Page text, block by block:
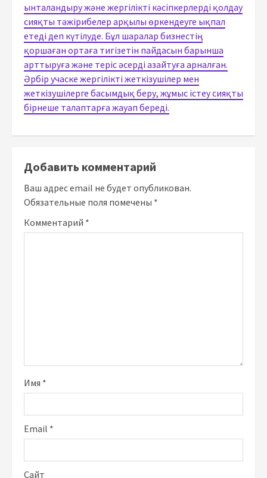
ынталандыру және жергілікті кәсіпкерлерді қолдау
сияқты тәжірибелер арқылы өркендеуге ықпал
етеді деп күтілуде. Бұл шаралар бизнестің
қоршаған ортаға тигізетін пайдасын барынша
арттыруға және теріс әсерді азайтуға арналған.
Әрбір учаске жергілікті жеткізушілер мен
жеткізушілерге басымдық беру, жұмыс істеу сияқты
бірнеше талаптарға жауап береді.
Добавить комментарий
Ваш адрес email не будет опубликован.
Обязательные поля помечены *
Комментарий *
Имя *
Email *
Сайт